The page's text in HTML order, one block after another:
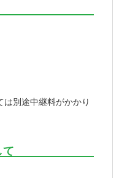
別途中継料がかかり